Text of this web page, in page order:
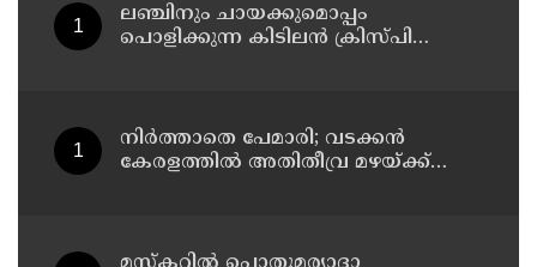
ലഞ്ചിനും ചായക്കുമൊപ്പം
പൊളിക്കുന്ന കിടിലൻ ക്രിസ്പി
നിർത്താതെ പേമാരി; വടക്കന്‍
കേരളത്തില്‍ അതിതീവ്ര മഴയ്ക്ക്